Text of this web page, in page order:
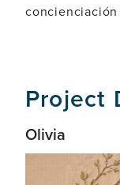
Project
Olivia